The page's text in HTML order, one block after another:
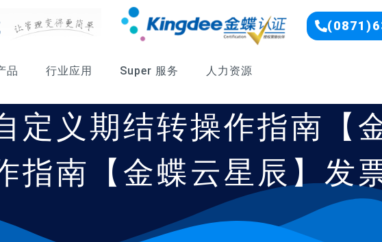
品 行业应用 Super 服务 人力资源
定义期结转操作指南【
指南【金蝶云星辰】发